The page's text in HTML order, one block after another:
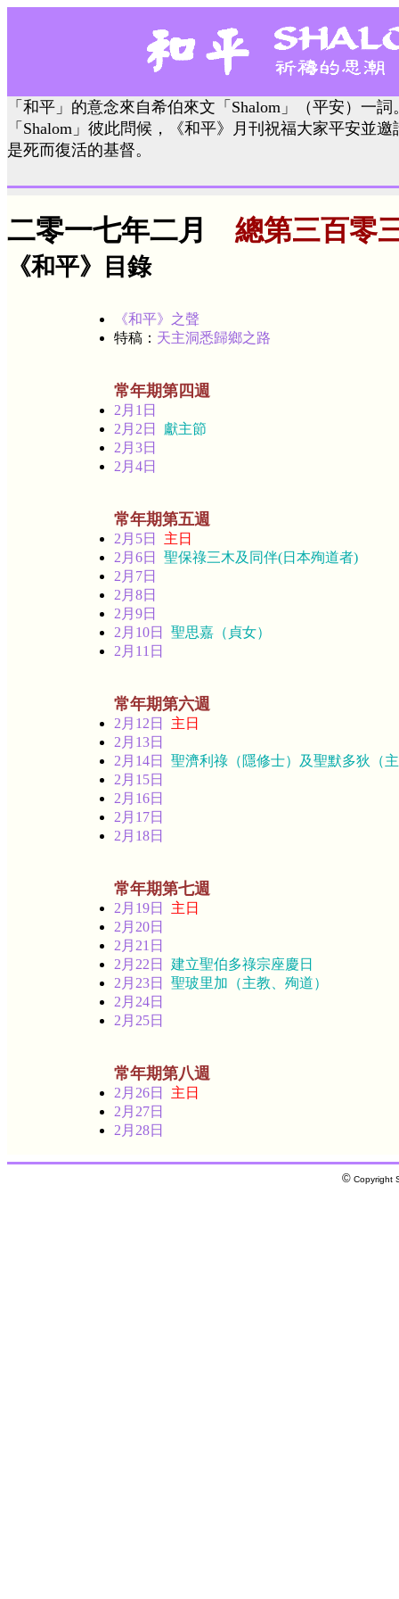
「和平」的意念來自希伯來文「Shalom」（平安）一
「Shalom」彼此問候，《和平》月刊祝福大家平安並
是死而復活的基督。
二零一七年二月 總第三百零
《和平》目錄
《和平》之聲
特稿： 天主洞悉歸鄉之路
常年期第四週
2月1日
2月2日 獻主節
2月3日
2月4日
常年期第五週
2月5日 主日
2月6日 聖保祿三木及同伴(日本殉道者)
2月7日
2月8日
2月9日
2月10日 聖思嘉（貞女）
2月11日
常年期第六週
2月12日 主日
2月13日
2月14日 聖濟利祿（隱修士）及聖默多狄（
2月15日
2月16日
2月17日
2月18日
常年期第七週
2月19日 主日
2月20日
2月21日
2月22日 建立聖伯多祿宗座慶日
2月23日 聖玻里加（主教、殉道）
2月24日
2月25日
常年期第八週
2月26日 主日
2月27日
2月28日
© Copyright